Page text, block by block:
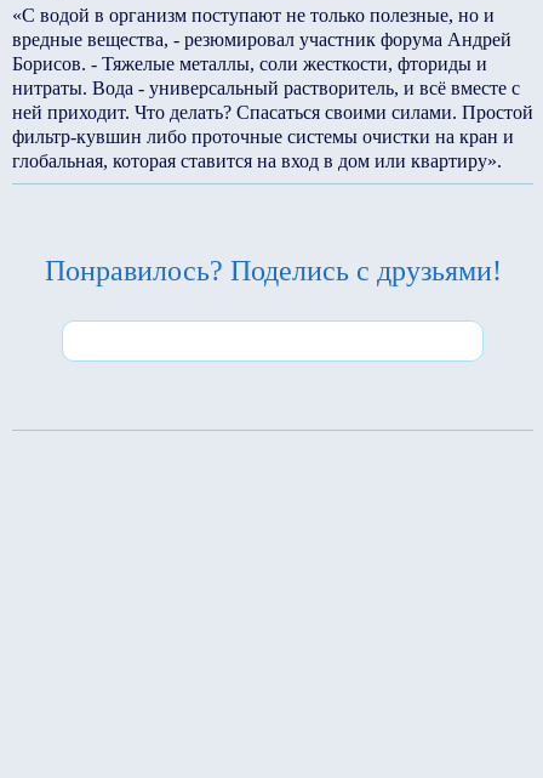
«С водой в организм поступают не только полезные, но и
вредные вещества, - резюмировал участник форума Андрей
Борисов. - Тяжелые металлы, соли жесткости, фториды и
нитраты. Вода - универсальный растворитель, и всё вместе с
ней приходит. Что делать? Спасаться своими силами. Простой
фильтр-кувшин либо проточные системы очистки на кран и
глобальная, которая ставится на вход в дом или квартиру».
Понравилось? Поделись с друзьями!